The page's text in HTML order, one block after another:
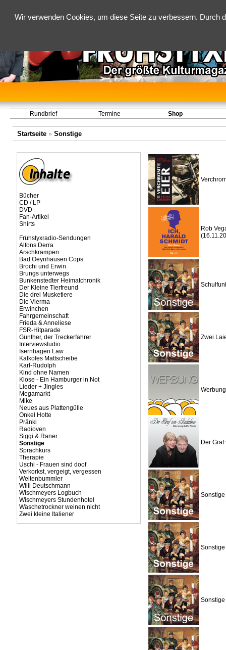
Wir verwenden Cookies, um diese Seite zu verbessern.
Rundbrief Termine Shop
Startseite» Sonstige
Bücher
CD / LP
DVD
Fan-Artikel
Shirts
Frühstyxradio-Sendungen
Alfons Derra
Arschkrampen
Bad Oeynhausen Cops
Brochi und Erwin
Brungs unterwegs
Bunkenstedter Heimatchronik
Der Kleine Tierfreund
Die drei Musketiere
Die Vierma
Erwinchen
Fahrgemeinschaft
Frieda & Anneliese
FSR-Hitparade
Günther, der Treckerfahrer
Interviewstudio
Isernhagen Law
Kalkofes Mattscheibe
Karl-Rudolph
Kind ohne Namen
Klose - Ein Hamburger in Not
Lieder + Jingles
Megamarkt
Mike
Neues aus Plattengülle
Onkel Hotte
Pränki
Radioven
Siggi & Raner
Sonstige
Sprachkurs
Therapie
Uschi - Frauen sind doof
Verkorkst, vergeigt, vergessen
Weltenbummler
Willi Deutschmann
Wischmeyers Logbuch
Wischmeyers Stundenhotel
Wäschetrockner weinen nicht
Zwei kleine Italiener
Rob
Zwei
Der